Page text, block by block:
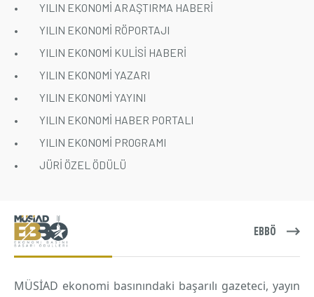
• YILIN EKONOMİ ARAŞTIRMA HABERİ
• YILIN EKONOMİ RÖPORTAJI
• YILIN EKONOMİ KULİSİ HABERİ
• YILIN EKONOMİ YAZARI
• YILIN EKONOMİ YAYINI
• YILIN EKONOMİ HABER PORTALI
• YILIN EKONOMİ PROGRAMI
• JÜRİ ÖZEL ÖDÜLÜ
EBBÖ
MÜSİAD ekonomi basınındaki başarılı gazeteci, yayın